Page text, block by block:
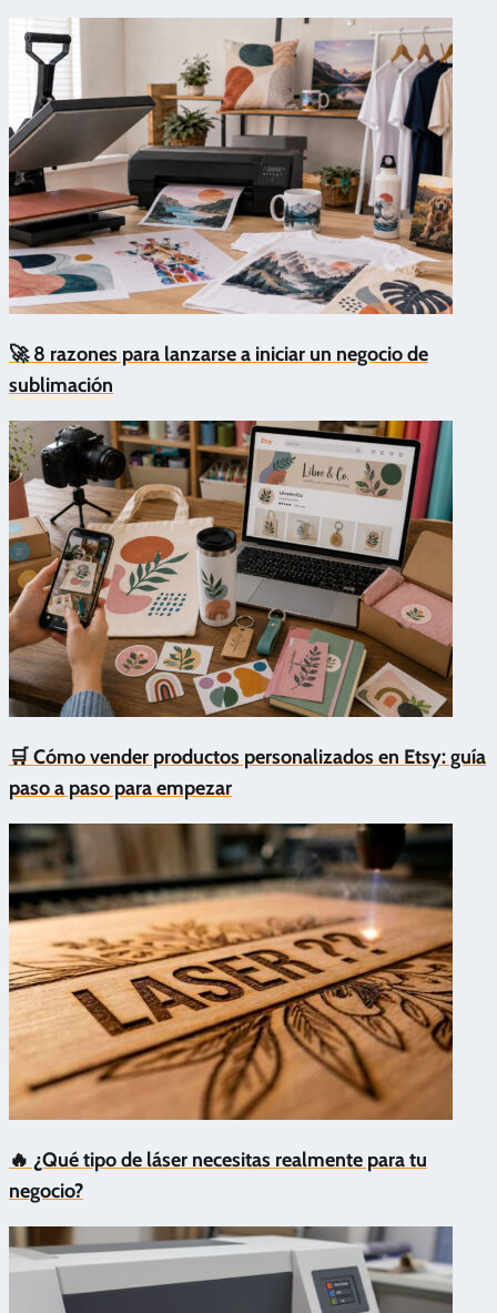
🚀 8 razones para lanzarse a iniciar un negocio de
sublimación
🛒 Cómo vender productos personalizados en Etsy: guía
paso a paso para empezar
🔥 ¿Qué tipo de láser necesitas realmente para tu
negocio?